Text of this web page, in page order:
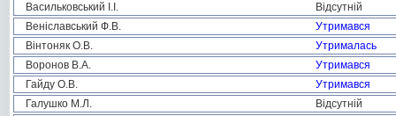
Васильковський І.І.
Відсутній
Веніславський Ф.В.
Утримався
Вінтоняк О.В.
Утрималась
Воронов В.А.
Утримався
Гайду О.В.
Утримався
Галушко М.Л.
Відсутній